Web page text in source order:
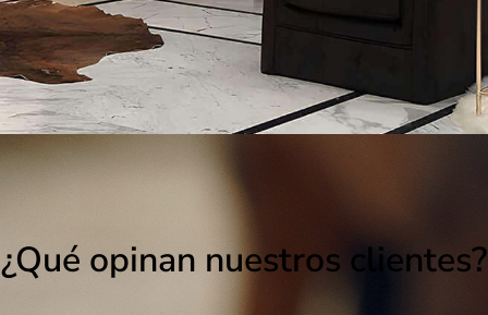
¿Qué opinan nuestros clientes?